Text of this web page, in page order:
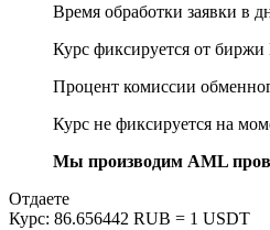
Время обработки заявки в
Курс фиксируется от биржи
Процент комиссии
Курс не фиксируется на
Мы производим AML
Отдаете
Курс: 86.656442 RUB = 1 USDT